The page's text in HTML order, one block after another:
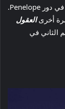
Mantegna في دور Rossi وKirsten Vangsness في دور Penelope.
أخرىالعقول
الثاني في